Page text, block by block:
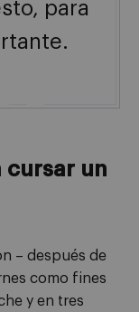
para
cursar un
– después de
como fines
y en tres